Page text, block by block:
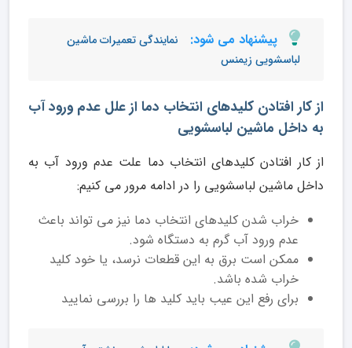
پیشنهاد می شود:
نمایندگی تعمیرات ماشین
لباسشویی زیمنس
از کار افتادن کلیدهای انتخاب دما از علل عدم ورود آب
به داخل ماشین لباسشویی
از کار افتادن کلیدهای انتخاب دما علت عدم ورود آب به
داخل ماشین لباسشویی را در ادامه مرور می کنیم:
خراب شدن کلیدهای انتخاب دما نیز می تواند باعث
عدم ورود آب گرم به دستگاه شود.
ممکن است برق به این قطعات نرسد، یا خود کلید
خراب شده باشد.
برای رفع این عیب باید کلید ها را بررسی نمایید